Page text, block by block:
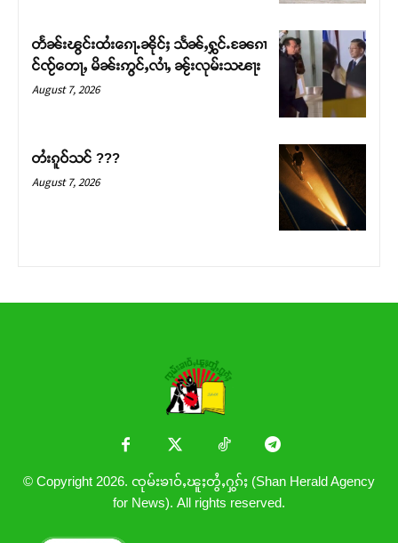
တႃႇႁႂ်ႈသဵင်ၵၢင်ၸႂ်ၵူၼ်းမိူင်း ၵူႈတီႈၵူႈလႅၼ်ပေႃးတေၸွ
တ်ႇ တူဝ်ႈလုမ်ႈၾႃႉၼၼ်ႉ ၶဝ်ႈႁူမ်ႈၵမ်ႉထႅမ် ၸုမ်းၶၢ
ဝ်ႇၽူႈတွႆႇႁွၵ်ႈ လႆႈယူႇၶႃႈဢေႃႈ။
တႅၼ်းၽွင်းထႆးၵေႃႉၼိုင်ႈ သႅၼ်ႇႁွင်ႉၼႄၵၢ
င်ၸႂ်တေႃႇ မိၼ်းဢွင်ႇလၢႆႇ ၼႂ်းလုမ်းသၽႃး
August 7, 2026
တႆးၵူဝ်သင် ???
August 7, 2026
© Copyright 2026. ၸုမ်းၶၢဝ်ႇၽူႈတွႆႇႁွၵ်ႈ (Shan Herald Agency
for News). All rights reserved.